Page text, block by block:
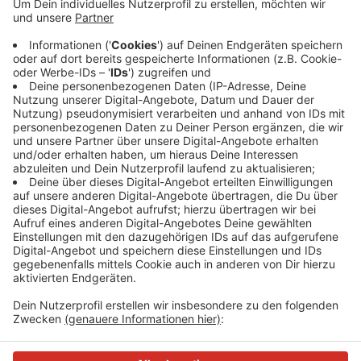
Anzeige
Die Siegelverleihung findet nach der Eröffnung des
Haaner Sommers am 29. Juni am Neuen Markt statt.
Dann will die Stadt Haan auch Einzelheiten zu ihrem
Aktionsplan bekannt geben, mit welchen Maßnahmen
Haan noch kinderfreundlicher werden will.
Anzeige
Anzeige